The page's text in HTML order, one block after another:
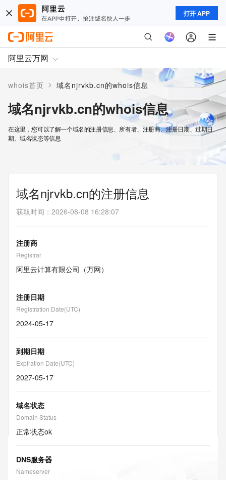
打开 APP
阿里云万网
whois首页 > 域名njrvkb.cn的whois信息
域名njrvkb.cn的whois信息
在这里，您可以了解一个域名的注册信息、所有者、注册商、注册日期、过期日
期、域名状态等信息
域名njrvkb.cn的注册信息
获取时间 ： 2026-08-08 16:28:07
注册商
Registrar
阿里云计算有限公司（万网）
注册日期
Registration Date(UTC)
2024-05-17
到期日期
Expiration Date(UTC)
2027-05-17
域名状态
Domain Status
正常状态ok
DNS服务器
Nameserver